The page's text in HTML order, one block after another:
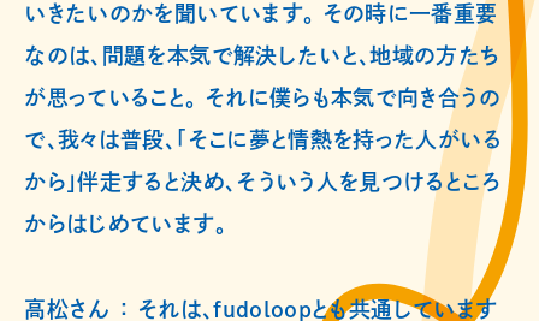
いきたいのかを聞いています。 その時に一番重要
なのは、問題を本気で解決したいと、地域の方たち
が思っていること。 それに僕らも本気で向き合うの
で、我々は普段、「そこに夢と情熱を持った人がいる
から」伴走すると決め、そういう人を見つけるところ
からはじめています。
高松さん ： それは、fudoloopとも共通しています